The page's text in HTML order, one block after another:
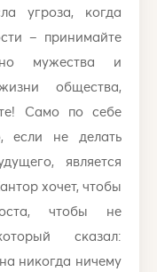
угроза, когда
– принимайте
мужества и
общества,
Само по себе
если не делать
является
хочет, чтобы
чтобы не
сказал:
никогда ничему